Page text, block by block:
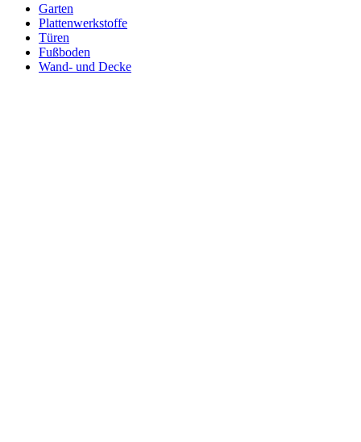
Garten
Plattenwerkstoffe
Türen
Fußboden
Wand- und Decke